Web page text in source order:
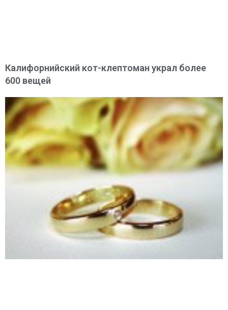
Калифорнийский кот-клептоман украл более
600 вещей